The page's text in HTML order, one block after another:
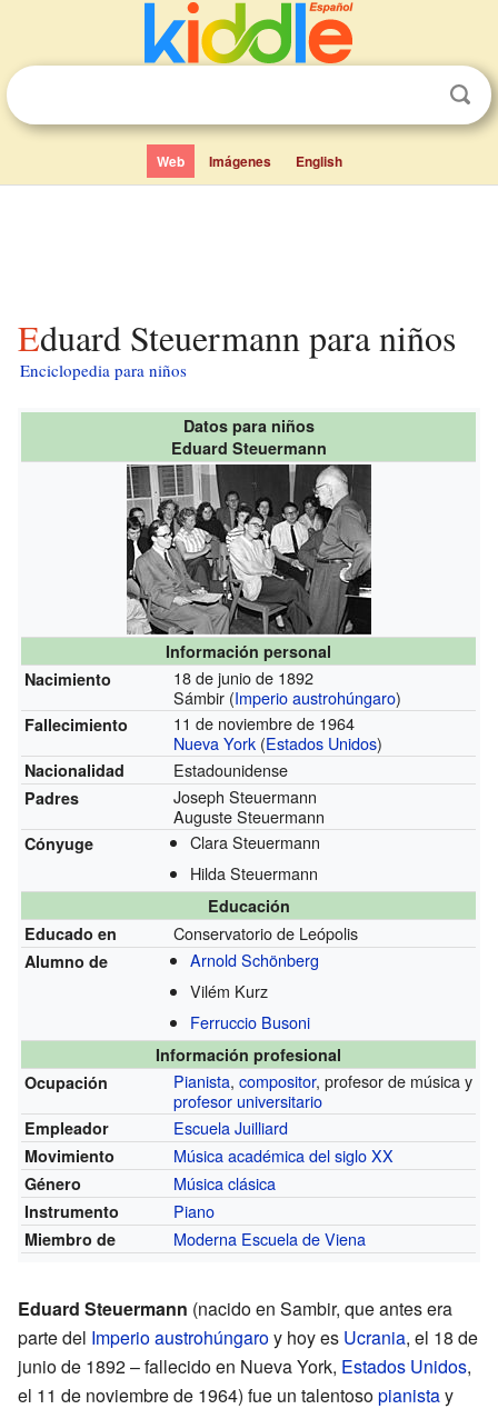
Web Imágenes English
Eduard Steuermann para niños
Enciclopedia para niños
Datos para niños
Eduard Steuermann
Información personal
Nacimiento
18 de junio de 1892
Sámbir (Imperio austrohúngaro)
Fallecimiento
11 de noviembre de 1964
Nueva York (Estados Unidos)
Nacionalidad Estadounidense
Padres
Joseph Steuermann
Auguste Steuermann
Cónyuge
Clara Steuermann
Hilda Steuermann
Educación
Educado en
Conservatorio de Leópolis
Alumno de
Arnold Schönberg
Vilém Kurz
Ferruccio Busoni
Información profesional
Ocupación
Pianista,compositor, profesor de música y
profesor universitario
Empleador Escuela Juilliard
Movimiento Música académica del siglo XX
Género Música clásica
Instrumento Piano
Miembro de Moderna Escuela de Viena
Eduard Steuermann (nacido en Sambir, que antes era
parte del Imperio austrohúngaroy hoy es Ucrania, el 18 de
junio de 1892 – fallecido en Nueva York, Estados Unidos,
el 11 de noviembre de 1964) fue un talentosopianistay